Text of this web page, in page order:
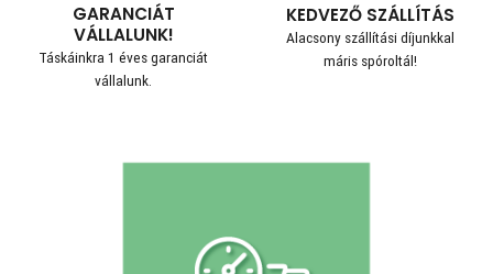
GARANCIÁT
VÁLLALUNK!
Táskáinkra 1 éves garanciát
vállalunk.
KEDVEZŐ SZÁLLÍTÁS
Alacsony szállítási díjunkkal
máris spóroltál!